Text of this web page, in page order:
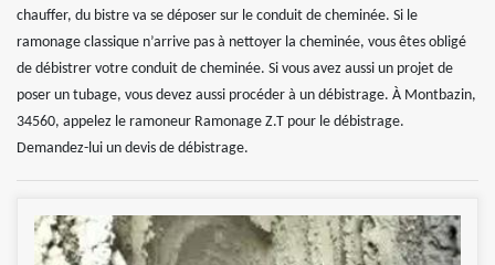
chauffer, du bistre va se déposer sur le conduit de cheminée. Si le
ramonage classique n’arrive pas à nettoyer la cheminée, vous êtes obligé
de débistrer votre conduit de cheminée. Si vous avez aussi un projet de
poser un tubage, vous devez aussi procéder à un débistrage. À Montbazin,
34560, appelez le ramoneur Ramonage Z.T pour le débistrage.
Demandez-lui un devis de débistrage.